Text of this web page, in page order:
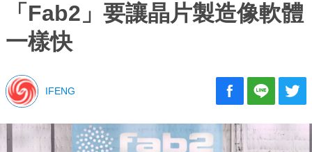
「Fab2」要讓晶片製造像軟體
一樣快
IFENG